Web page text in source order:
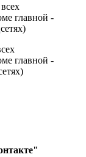
главной -
главной -